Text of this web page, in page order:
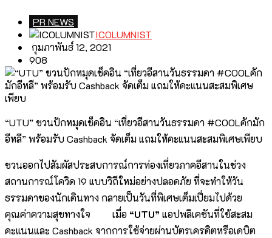
PR NEWS
ICOLUMNIST
กุมภาพันธ์ 12, 2021
908
“UTU” ชวนปักหมุดเช็คอิน “เที่ยวอีสานวันธรรมดา #COOLคักมัก
อีหลี” พร้อมรับ Cashback จัดเต็ม แถมให้คะแนนสะสมพิเศษเพียบ
ชวนออกไปสัมผัสประสบการณ์การท่องเที่ยวภาคอีสานในช่วง
สถานการณ์โควิด 19 แบบวิถีใหม่อย่างปลอดภัย ที่จะทำให้วัน
ธรรมดาของนักเดินทาง กลายเป็นวันที่พิเศษเต็มเปี่ยมไปด้วย
คุณค่าความสุขทางใจ เมื่อ “UTU” แอปพลิเคชันที่ใช้สะสม
คะแนนและ Cashback จากการใช้จ่ายผ่านบัตรเครดิตหรือเดบิต